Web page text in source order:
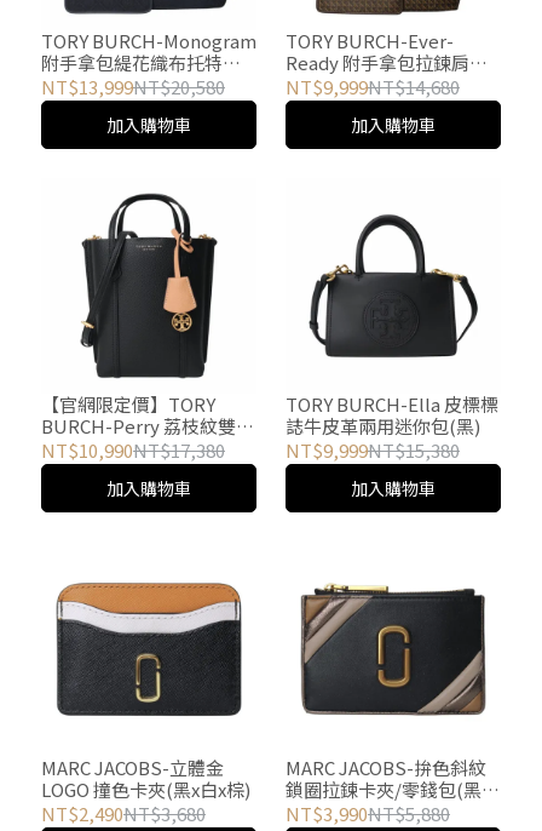
TORY BURCH-Monogram
附手拿包緹花織布托特包
(黑)
NT$13,999NT$20,580
加入購物車
TORY BURCH-Ever-
Ready 附手拿包拉鍊肩背
托特包(胡桃木色)
NT$9,999NT$14,680
加入購物車
【官網限定價】TORY
BURCH-Perry 荔枝紋雙層
mini手提/斜背兩用包(黑)
NT$10,990NT$17,380
加入購物車
TORY BURCH-Ella 皮標標
誌牛皮革兩用迷你包(黑)
NT$9,999NT$15,380
加入購物車
MARC JACOBS-立體金
LOGO 撞色卡夾(黑x白x棕)
NT$2,490NT$3,680
MARC JACOBS-拚色斜紋
鎖圈拉鍊卡夾/零錢包(黑x
褐)
NT$3,990NT$5,880